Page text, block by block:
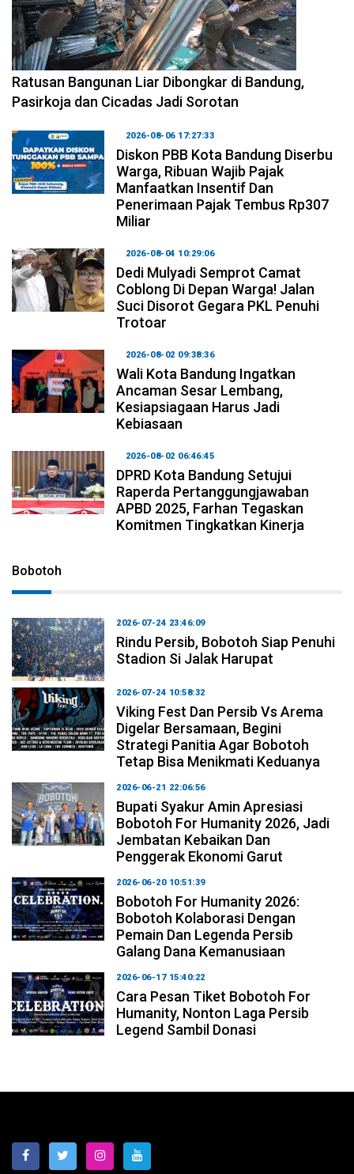
2026-08-06 17:34:08
Ratusan Bangunan Liar Dibongkar di Bandung,
Pasirkoja dan Cicadas Jadi Sorotan
2026-08-06 17:27:33
Diskon PBB Kota Bandung Diserbu
Warga, Ribuan Wajib Pajak
Manfaatkan Insentif Dan
Penerimaan Pajak Tembus Rp307
Miliar
2026-08-04 10:29:06
Dedi Mulyadi Semprot Camat
Coblong Di Depan Warga! Jalan
Suci Disorot Gegara PKL Penuhi
Trotoar
2026-08-02 09:38:36
Wali Kota Bandung Ingatkan
Ancaman Sesar Lembang,
Kesiapsiagaan Harus Jadi
Kebiasaan
2026-08-02 06:46:45
DPRD Kota Bandung Setujui
Raperda Pertanggungjawaban
APBD 2025, Farhan Tegaskan
Komitmen Tingkatkan Kinerja
Bobotoh
2026-07-24 23:46:09
Rindu Persib, Bobotoh Siap Penuhi
Stadion Si Jalak Harupat
2026-07-24 10:58:32
Viking Fest Dan Persib Vs Arema
Digelar Bersamaan, Begini
Strategi Panitia Agar Bobotoh
Tetap Bisa Menikmati Keduanya
2026-06-21 22:06:56
Bupati Syakur Amin Apresiasi
Bobotoh For Humanity 2026, Jadi
Jembatan Kebaikan Dan
Penggerak Ekonomi Garut
2026-06-20 10:51:39
Bobotoh For Humanity 2026:
Bobotoh Kolaborasi Dengan
Pemain Dan Legenda Persib
Galang Dana Kemanusiaan
2026-06-17 15:40:22
Cara Pesan Tiket Bobotoh For
Humanity, Nonton Laga Persib
Legend Sambil Donasi